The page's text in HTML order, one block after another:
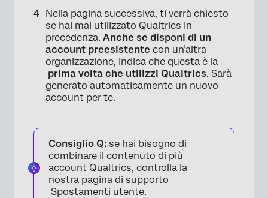
Nella pagina successiva, ti verrà chiesto
se hai mai utilizzato Qualtrics in
precedenza. Anche se disponi di un
account preesistente con un’altra
organizzazione, indica che questa è la
prima volta che utilizzi Qualtrics. Sarà
generato automaticamente un nuovo
account per te.
Consiglio Q: se hai bisogno di
combinare il contenuto di più
account Qualtrics, controlla la
nostra pagina di supporto
Spostamenti utente.